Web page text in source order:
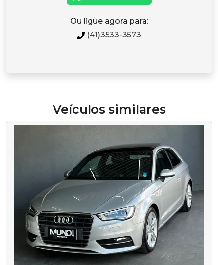
Ou ligue agora para:
(41)3533-3573
Veículos similares